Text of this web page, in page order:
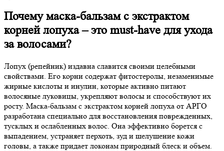
Почему маска-бальзам с экстрактом
корней лопуха – это must-have для ухода
за волосами?
Лопух (репейник) издавна славится своими целебными
свойствами. Его корни содержат фитостеролы, незаменимые
жирные кислоты и инулин, которые активно питают
волосяные луковицы, укрепляют волосы и способствуют их
росту. Маска-бальзам с экстрактом корней лопуха от АРГО
разработана специально для восстановления поврежденных,
тусклых и ослабленных волос. Она эффективно борется с
выпадением, устраняет перхоть, зуд и шелушение кожи
головы, а также придает локонам природный блеск и объем.